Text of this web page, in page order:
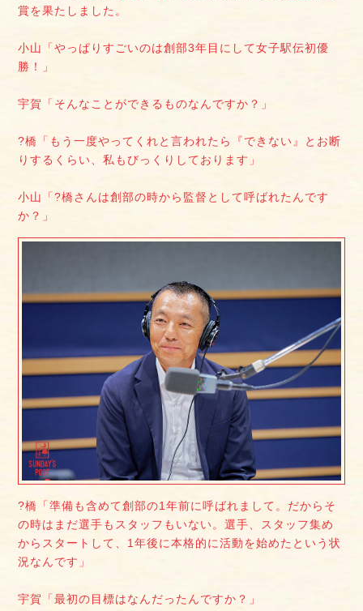
賞を果たしました。
小山「やっぱりすごいのは創部3年目にして女子駅伝初優
勝！」
宇賀「そんなことができるものなんですか？」
?橋「もう一度やってくれと言われたら『できない』とお断
りするくらい、私もびっくりしております」
小山「?橋さんは創部の時から監督として呼ばれたんです
か？」
?橋「準備も含めて創部の1年前に呼ばれまして。だからそ
の時はまだ選手もスタッフもいない。選手、スタッフ集め
からスタートして、1年後に本格的に活動を始めたという状
況なんです」
宇賀「最初の目標はなんだったんですか？」